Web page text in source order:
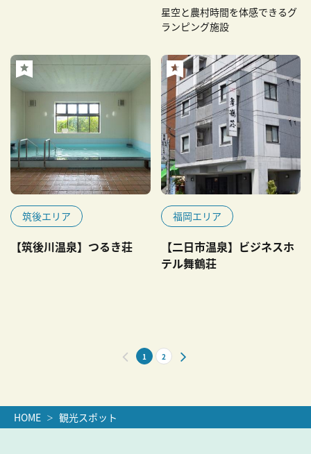
星空と農村時間を体感できるグ
ランピング施設
筑後エリア
【筑後川温泉】つるき荘
福岡エリア
【二日市温泉】ビジネスホ
テル舞鶴荘
1 2
HOME 観光スポット